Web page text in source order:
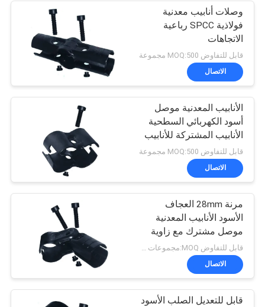
وصلات أنابيب معدنية
فولاذية SPCC رباعية
الاتجاهات
قابل للتفاوض MOQ:500 مجموعة
الاتصال
الأنابيب المعدنية موصل
أسود الكهربائي السطحية
الأنابيب المشتركة للأنابيب
المركبة
قابل للتفاوض MOQ:500 مجموعة
الاتصال
مرنة 28mm العجاف
الأسود الأنابيب المعدنية
موصل مشترك مع زاوية
قابلة للتعديل
الاتصال
قابل للتعديل الصلب الأسود